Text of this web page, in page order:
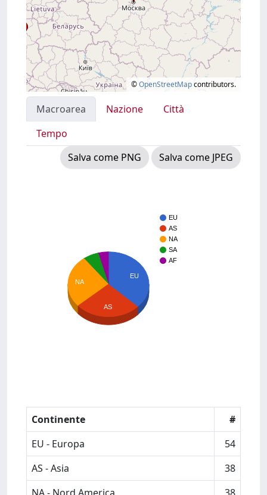
©OpenStreetMapcontributors.
Macroarea Nazione
Città
Tempo
Salva come PNG
Salva come JPEG
EU
AS
NA
SA
AF
EU
NA
AS
Continente
#
EU - Europa
54
AS - Asia
38